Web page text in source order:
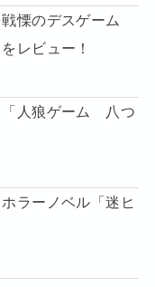
慄のデスゲーム
レビュー！
「人狼ゲーム 八つ
ラーノベル「迷ヒ